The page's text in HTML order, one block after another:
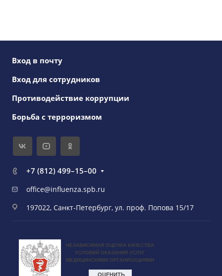
Вход в почту
Вход для сотрудников
Противодействие коррупции
Борьба с терроризмом
+7 (812) 499–15–00
office@influenza.spb.ru
197022, Санкт-Петербург, ул. проф. Попова 15/17